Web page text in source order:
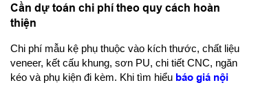
Cần dự toán chi phí theo quy cách hoàn
thiện
Chi phí mẫu kệ phụ thuộc vào kích thước, chất liệu
veneer, kết cấu khung, sơn PU, chi tiết CNC, ngăn
kéo và phụ kiện đi kèm. Khi tìm hiểu báo giá nội